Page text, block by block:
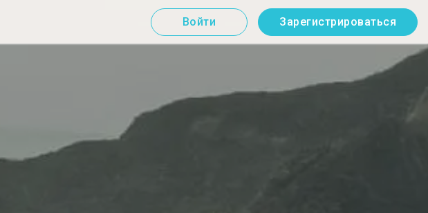
Войти Зарегистрироваться